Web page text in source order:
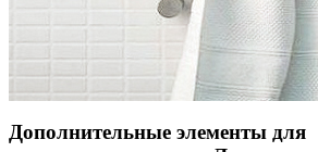
Дополнительные элементы для